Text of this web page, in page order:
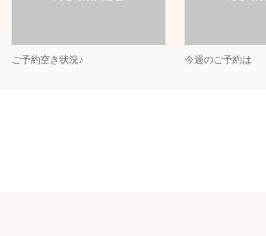
ご予約空き状況♪ 今週のご予約は